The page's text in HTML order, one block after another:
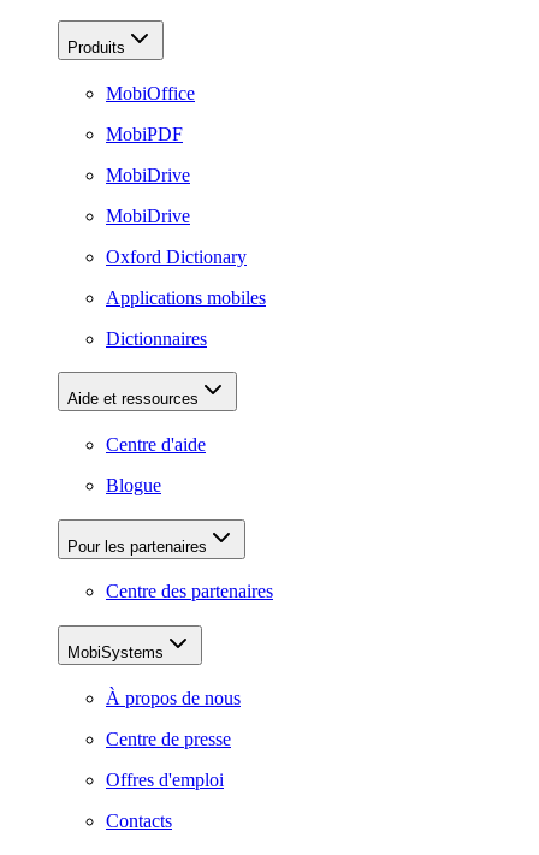
Produits
MobiOffice
MobiPDF
MobiDrive
MobiDrive
Oxford Dictionary
Applications mobiles
Dictionnaires
Aide et ressources
Centre d'aide
Blogue
Pour les partenaires
Centre des partenaires
MobiSystems
À propos de nous
Centre de presse
Offres d'emploi
Contacts